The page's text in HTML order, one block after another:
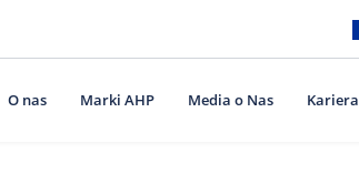
O nas Marki AHP Media o Nas Kariera